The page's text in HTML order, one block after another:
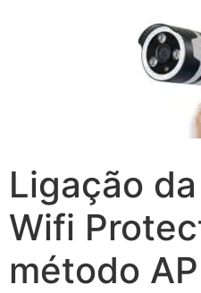
Ligação
Wifi
método AP